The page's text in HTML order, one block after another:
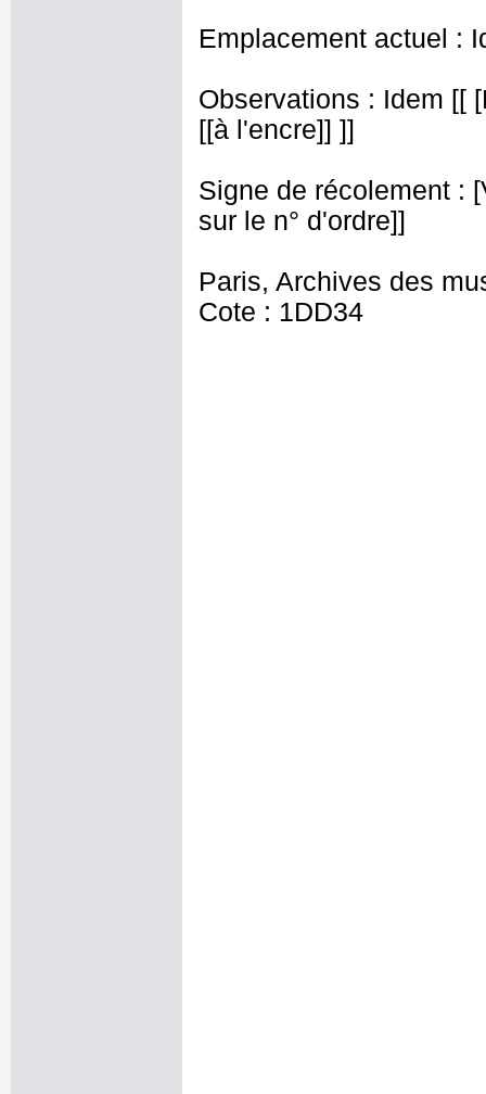
Emplacement actuel :
Observations : Idem [[
[[à l'encre]] ]]
Signe de récolement :
sur le n° d'ordre]]
Paris, Archives des
Cote : 1DD34